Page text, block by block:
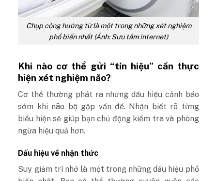
Chụp cộng hưởng từ là một trong những xét nghiệm
phổ biến nhất (Ảnh: Sưu tầm internet)
Khi nào cơ thể gửi “tín hiệu” cần thực
hiện xét nghiệm não?
Cơ thể thường phát ra những dấu hiệu cảnh báo
sớm khi não bộ gặp vấn đề. Nhận biết rõ từng
biểu hiện sẽ giúp bạn chủ động kiểm tra và phòng
ngừa hiệu quả hơn.
Dấu hiệu về nhận thức
Suy giảm trí nhớ là một trong những dấu hiệu phổ